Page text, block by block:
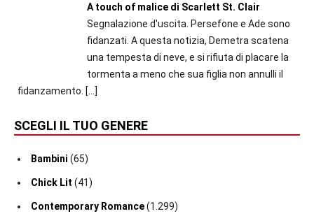
A touch of malice di Scarlett St. Clair
Segnalazione d'uscita. Persefone e Ade sono
fidanzati. A questa notizia, Demetra scatena
una tempesta di neve, e si rifiuta di placare la
tormenta a meno che sua figlia non annulli il
fidanzamento. […]
SCEGLI IL TUO GENERE
Bambini (65)
Chick Lit (41)
Contemporary Romance(1.299)